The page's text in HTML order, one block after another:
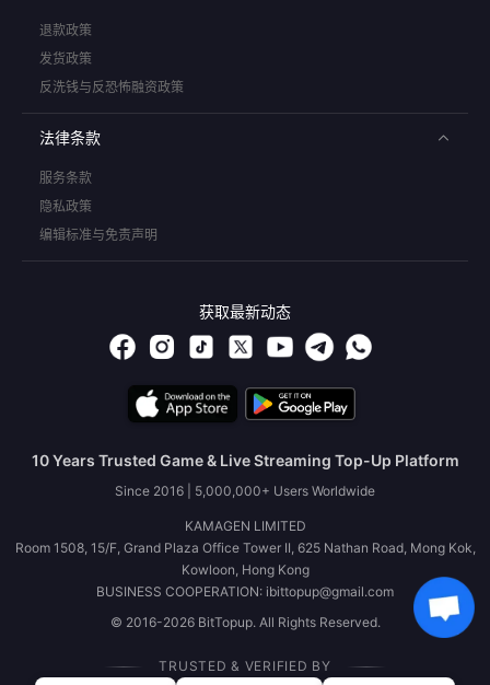
退款政策
发货政策
反洗钱与反恐怖融资政策
法律条款
服务条款
隐私政策
编辑标准与免责声明
获取最新动态
10 Years Trusted Game & Live Streaming Top-Up Platform
Since 2016 | 5,000,000+ Users Worldwide
KAMAGEN LIMITED
Room 1508, 15/F, Grand Plaza Office Tower II, 625 Nathan Road, Mong Kok,
Kowloon, Hong Kong
BUSINESS COOPERATION: ibittopup@gmail.com
© 2016-2026 BitTopup. All Rights Reserved.
TRUSTED & VERIFIED BY